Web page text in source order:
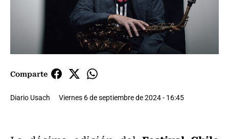
Comparte
Diario Usach Viernes 6 de septiembre de 2024 - 16:45